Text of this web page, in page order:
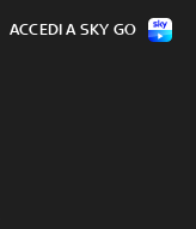
ACCEDI A SKY GO